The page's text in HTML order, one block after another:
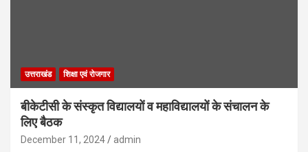
उत्तराखंड शिक्षा एवं रोजगार
बीकेटीसी के संस्कृत विद्यालयों व महाविद्यालयों के संचालन के
लिए बैठक
December 11, 2024 admin